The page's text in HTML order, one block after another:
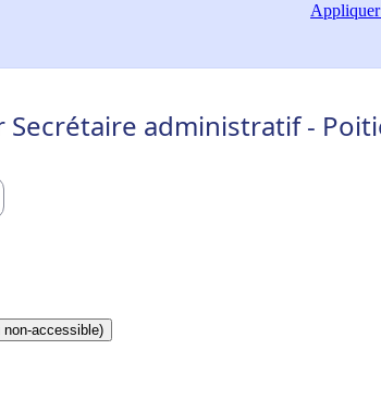
Appliquer
Secrétaire administratif -
non-accessible)